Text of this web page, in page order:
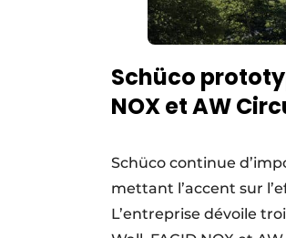
Schüco
NOX et AW
Schüco continue
mettant l’accent sur
L’entreprise dévoile